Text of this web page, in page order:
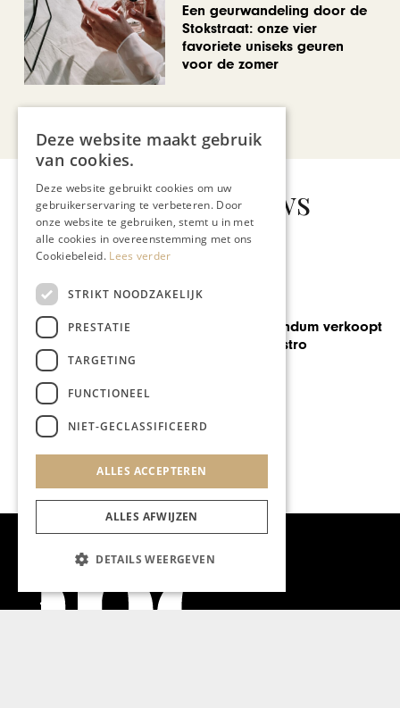
Een geurwandeling door de
Stokstraat: onze vier
favoriete uniseks geuren
voor de zomer
Gerelateerd nieuws
GASTRONOMIE
Eigenaar Vivendum verkoopt
succesvolle bistro
Deze website maakt gebruik
van cookies.
Deze website gebruikt cookies om uw
gebruikerservaring te verbeteren. Door
onze website te gebruiken, stemt u in met
alle cookies in overeenstemming met ons
Cookiebeleid. Lees verder
STRIKT NOODZAKELIJK
PRESTATIE
TARGETING
FUNCTIONEEL
NIET-GECLASSIFICEERD
ALLES ACCEPTEREN
ALLES AFWIJZEN
DETAILS WEERGEVEN